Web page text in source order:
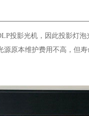
投影光机，因此投影灯
原本维护费用不高，但